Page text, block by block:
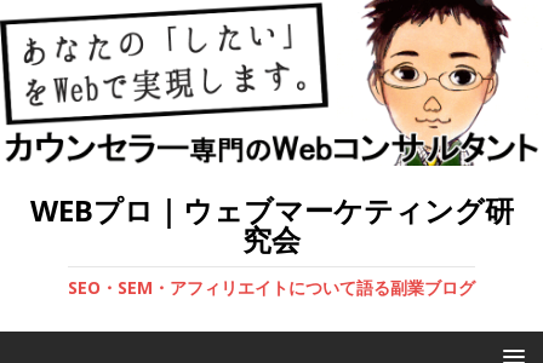
WEBプロ｜ウェブマーケティング研
究会
SEO・SEM・アフィリエイトについて語る副業ブログ